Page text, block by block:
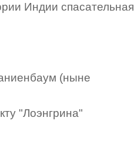
Индии спасательная
(ныне
"Лоэнгрина"